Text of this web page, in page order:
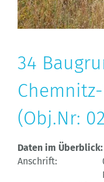
34
(Obj.Nr:
Daten im Überblick:
Anschrift: